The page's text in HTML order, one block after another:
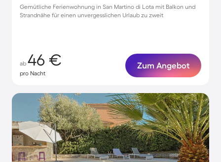
Gemütliche Ferienwohnung in San Martino di Lota mit Balkon und
Strandnähe für einen unvergesslichen Urlaub zu zweit
ab 46 €
pro Nacht
Zum Angebot